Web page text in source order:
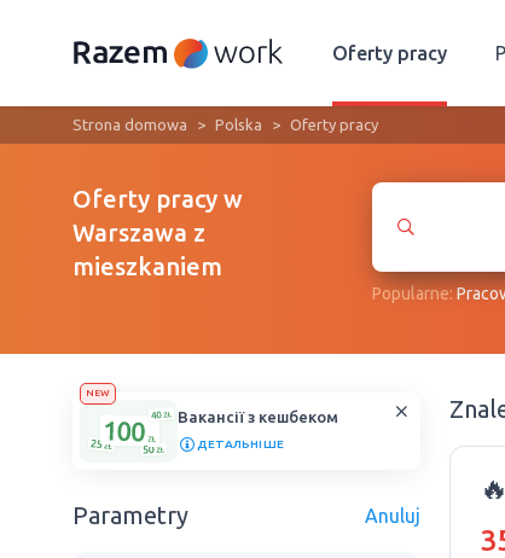
Oferty pracy
Strona domowa Polska Oferty pracy
Oferty pracy w
Warszawa z
mieszkaniem
Popularne:
NEW
Вакансії з кешбеком
ДЕТАЛЬНІШЕ
Parametry Anuluj